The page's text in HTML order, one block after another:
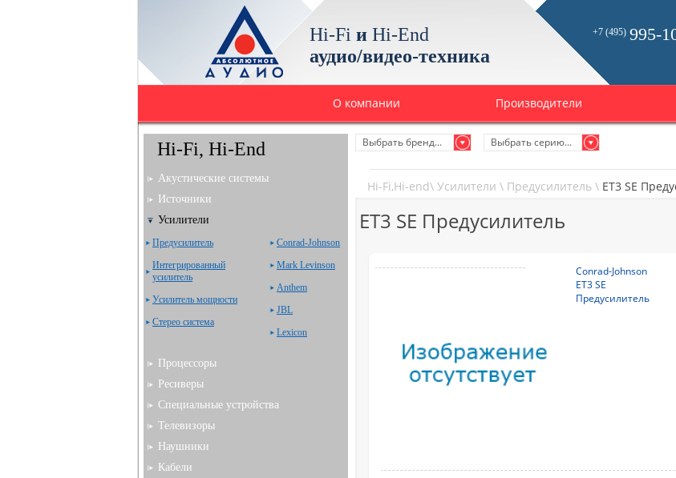
Hi-Fi и Hi-End
аудио/видео-техника
+7 (495) 995-
О компании Производители
Выбрать бренд... Выбрать серию...
Hi-Fi,Hi-end\ Усилители \ Предусилитель \ ET3 SE
ET3 SE Предусилитель
Сonrad-Johnson
ET3 SE
Предусилитель
Hi-Fi, Hi-End
Акустические системы
Источники
Усилители
Предусилитель
Интегрированный
усилитель
Усилитель мощности
Стерео система
Сonrad-Johnson
Mark Levinson
Anthem
JBL
Lexicon
Процессоры
Ресиверы
Специальные устройства
Телевизоры
Наушники
Кабели